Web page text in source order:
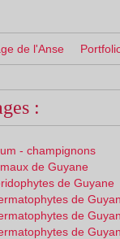
de l'Anse
:
- champignons
de Guyane
de Guyane
de
de
de